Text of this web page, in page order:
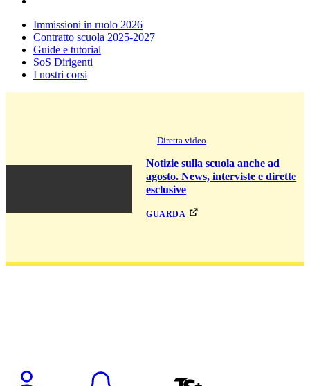
Immissioni in ruolo 2026
Contratto scuola 2025-2027
Guide e tutorial
SoS Dirigenti
I nostri corsi
Diretta video
Notizie sulla scuola anche ad
agosto. News, interviste e dirette
esclusive
guarda